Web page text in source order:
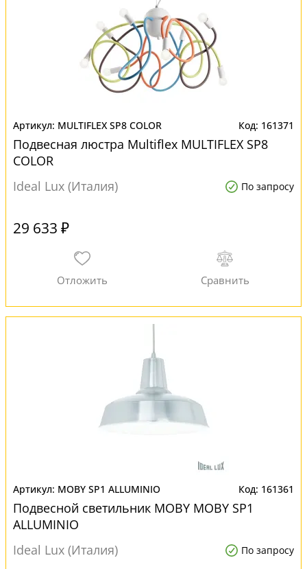
MULTIFLEX SP8 COLOR 161371
Подвесная люстра Multiflex MULTIFLEX SP8
COLOR
Ideal Lux (Италия)
По запросу
29 633 ₽
MOBY SP1 ALLUMINIO 161361
Подвесной светильник MOBY MOBY SP1
ALLUMINIO
Ideal Lux (Италия)
По запросу